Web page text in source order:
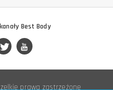
Best Body
prawa zastrzeżone